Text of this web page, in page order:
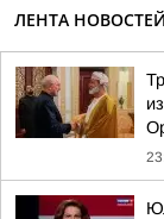
ЛЕНТА НОВОСТЕЙ